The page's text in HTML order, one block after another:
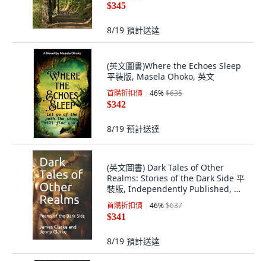
$345
8/19 預計送達
(英文圖書)Where the Echoes Sleep
平裝版, Masela Ohoko, 英文
首購折扣價 46%$635
$342
8/19 預計送達
(英文圖書) Dark Tales of Other
Realms: Stories of the Dark Side 平
裝版, Independently Published, 英
文
首購折扣價 46%$637
$341
8/19 預計送達